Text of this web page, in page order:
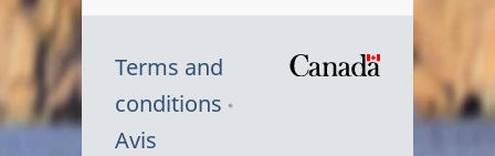
Terms and
conditions
Avis
Symbole